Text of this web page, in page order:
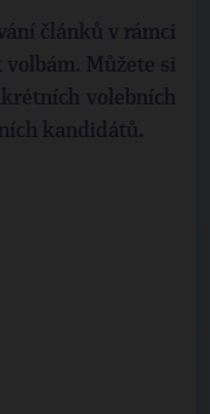
článků v rámci
volbám. Můžete si
volebních
kandidátů.